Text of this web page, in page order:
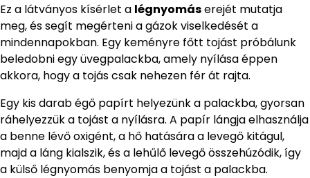
Ez a látványos kísérlet a légnyomáserejét mutatja
meg, és segít megérteni a gázok viselkedését a
mindennapokban. Egy keményre főtt tojást próbálunk
beledobni egy üvegpalackba, amely nyílása éppen
akkora, hogy a tojás csak nehezen fér át rajta.
Egy kis darab égő papírt helyezünk a palackba, gyorsan
ráhelyezzük a tojást a nyílásra. A papír lángja elhasználja
a benne lévő oxigént, a hő hatására a levegő kitágul,
majd a láng kialszik, és a lehűlő levegő összehúzódik, így
a külső légnyomás benyomja a tojást a palackba.